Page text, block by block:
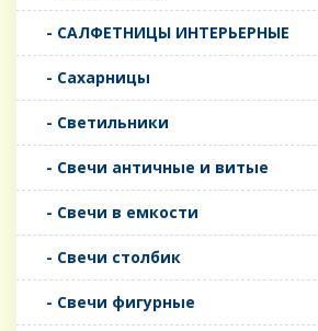
- САЛФЕТНИЦЫ ИНТЕРЬЕРНЫЕ
- Сахарницы
- Светильники
- Свечи античные и витые
- Свечи в емкости
- Свечи столбик
- Свечи фигурные